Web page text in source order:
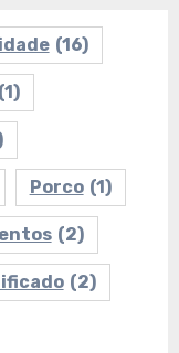
(16)
(1)
Porco (1)
(2)
(2)